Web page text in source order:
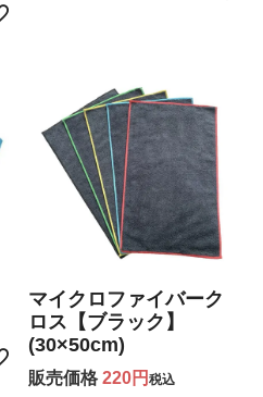
マイクロファイバーク
ロス【ブラック】
(30×50cm)
販売価格 220 税込